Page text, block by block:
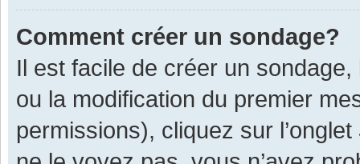
Comment créer un sondage?
Il est facile de créer un
ou la modification du premier
permissions), cliquez sur l’onglet